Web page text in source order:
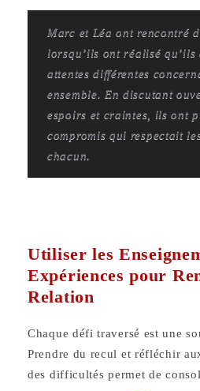
Marc et Léa ont rencontré
lorsqu’ils ont réalisé qu’ils
attentes différentes
ensemble. En discutant
espoirs et craintes, ils ont
compromis qui respectait
chacun.
Utiliser les
Expériences pour
Relation
Chaque défi traversé est une
Prendre du recul et réfléchir
des difficultés permet de